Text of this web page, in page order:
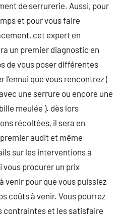
de serrurerie. Aussi, pour
et pour vous faire
cet expert en
un premier diagnostic en
de vous poser différentes
l’ennui que vous rencontrez (
une serrure ou encore une
meulée ). dès lors
récoltées, il sera en
audit et même
sur les interventions à
vous procurer un prix
venir pour que vous puissiez
coûts à venir. Vous pourrez
contraintes et les satisfaire